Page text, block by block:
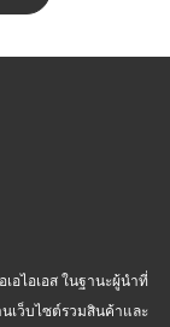
อไอเอส ในฐานะผู้นำที่
เว็บไซต์รวมสินค้าและ